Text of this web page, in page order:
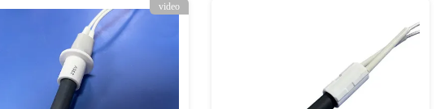
video